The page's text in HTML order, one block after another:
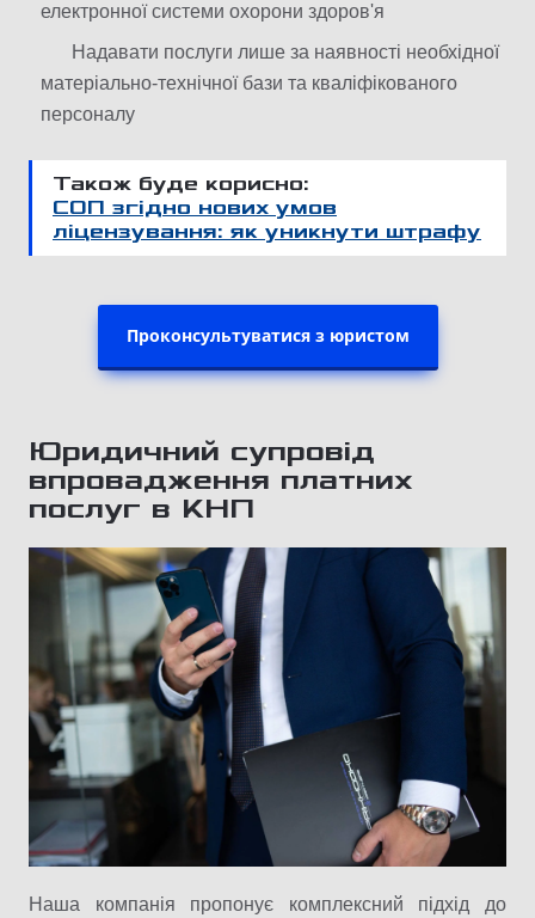
електронної системи охорони здоров'я
Надавати послуги лише за наявності необхідної
матеріально-технічної бази та кваліфікованого
персоналу
Також буде корисно:
СОП згідно нових умов
ліцензування: як уникнути штрафу
Проконсультуватися з юристом
Юридичний супровід
впровадження платних
послуг в КНП
Наша компанія пропонує комплексний підхід до